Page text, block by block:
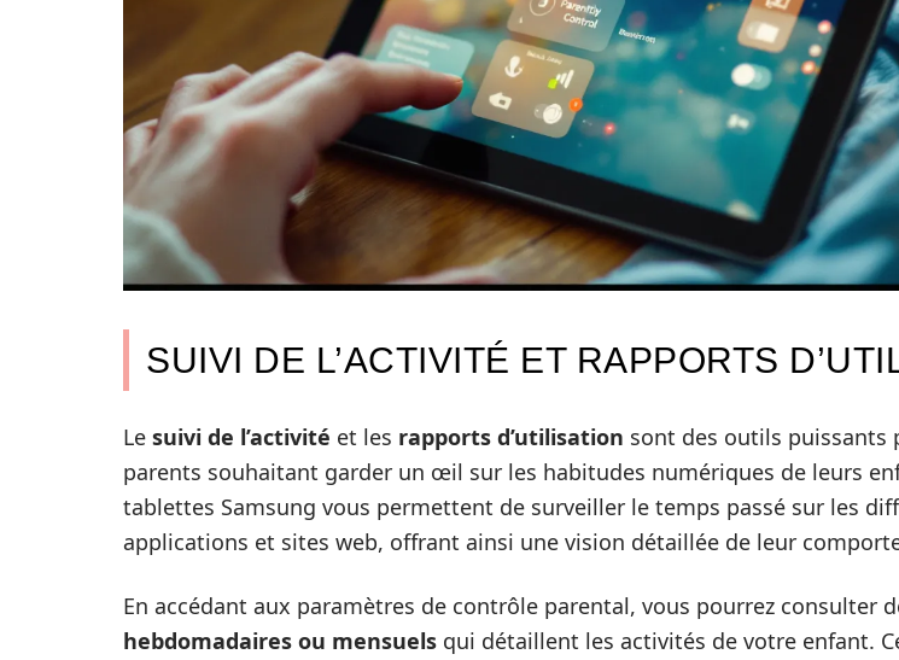
SUIVI DE L’ACTIVITÉ ET RAPPORTS
Le suivi de l’activité et les rapports d’utilisation sont des outils puissants
parents souhaitant garder un œil sur les habitudes numériques de leurs
tablettes Samsung vous permettent de surveiller le temps passé sur les
applications et sites web, offrant ainsi une vision détaillée de leur
En accédant aux paramètres de contrôle parental, vous pourrez consulter
hebdomadaires ou mensuels qui détaillent les activités de votre enfant.